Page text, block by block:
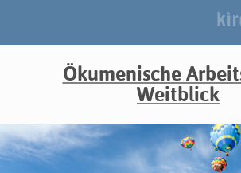
Ökumenische
Weitblick